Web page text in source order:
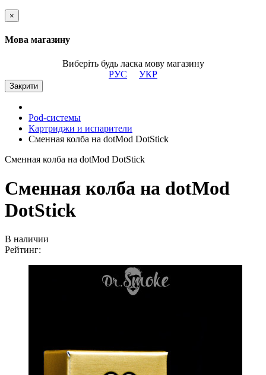
×
Мова магазину
Виберіть будь ласка мову магазину
РУС
УКР
Закрити
Pod-системы
Картриджи и испарители
Сменная колба на dotMod DotStick
Сменная колба на dotMod DotStick
Сменная колба на dotMod
DotStick
В наличии
Рейтинг: